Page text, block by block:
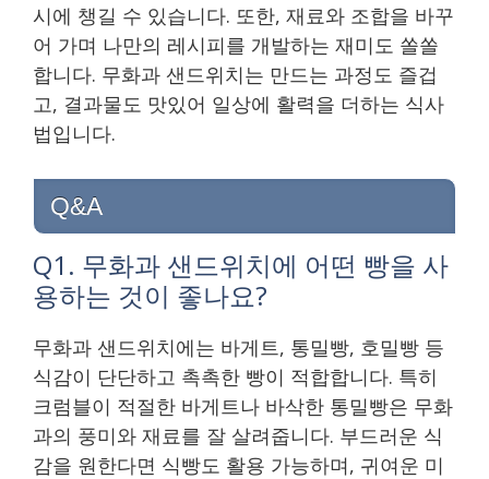
시에 챙길 수 있습니다. 또한, 재료와 조합을 바꾸
어 가며 나만의 레시피를 개발하는 재미도 쏠쏠
합니다. 무화과 샌드위치는 만드는 과정도 즐겁
고, 결과물도 맛있어 일상에 활력을 더하는 식사
법입니다.
Q&A
Q1. 무화과 샌드위치에 어떤 빵을 사
용하는 것이 좋나요?
무화과 샌드위치에는 바게트, 통밀빵, 호밀빵 등
식감이 단단하고 촉촉한 빵이 적합합니다. 특히
크럼블이 적절한 바게트나 바삭한 통밀빵은 무화
과의 풍미와 재료를 잘 살려줍니다. 부드러운 식
감을 원한다면 식빵도 활용 가능하며, 귀여운 미